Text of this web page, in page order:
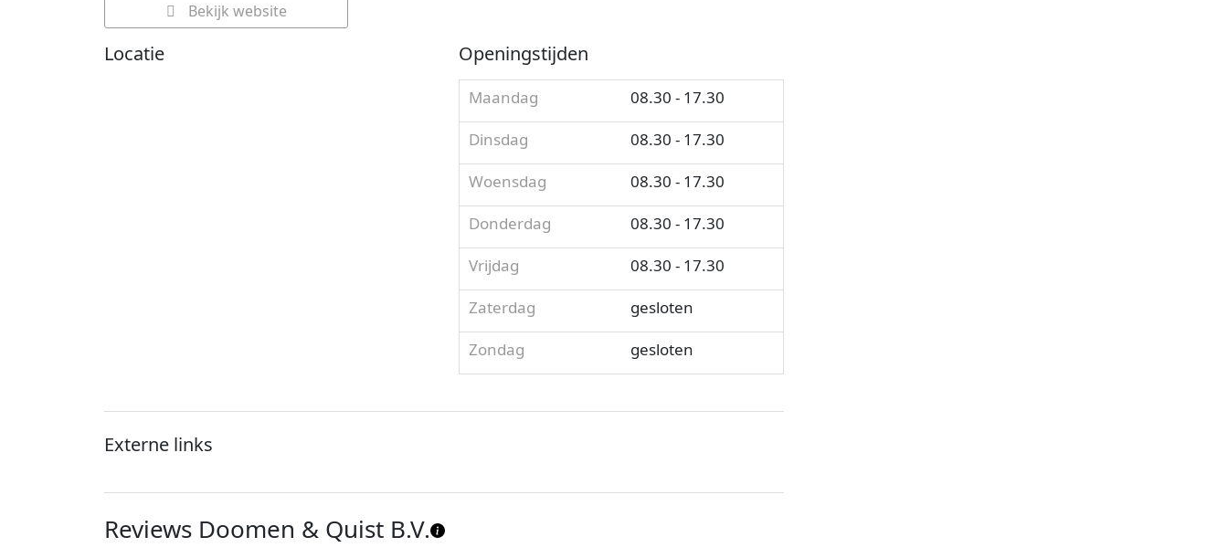
Bekijk website
Locatie Openingstijden
Maandag
08.30 - 17.30
Dinsdag
08.30 - 17.30
Woensdag
08.30 - 17.30
Donderdag
08.30 - 17.30
Vrijdag
08.30 - 17.30
Zaterdag
gesloten
Zondag
gesloten
Externe links
Reviews Doomen & Quist B.V.